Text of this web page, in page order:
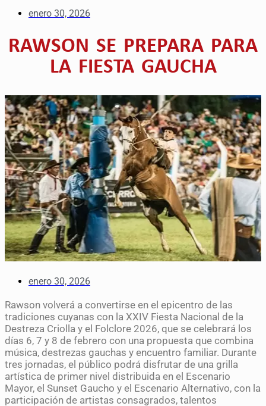
enero 30, 2026
RAWSON SE PREPARA PARA
LA FIESTA GAUCHA
enero 30, 2026
Rawson volverá a convertirse en el epicentro de las
tradiciones cuyanas con la XXIV Fiesta Nacional de la
Destreza Criolla y el Folclore 2026, que se celebrará los
días 6, 7 y 8 de febrero con una propuesta que combina
música, destrezas gauchas y encuentro familiar. Durante
tres jornadas, el público podrá disfrutar de una grilla
artística de primer nivel distribuida en el Escenario
Mayor, el Sunset Gaucho y el Escenario Alternativo, con la
participación de artistas consagrados, talentos